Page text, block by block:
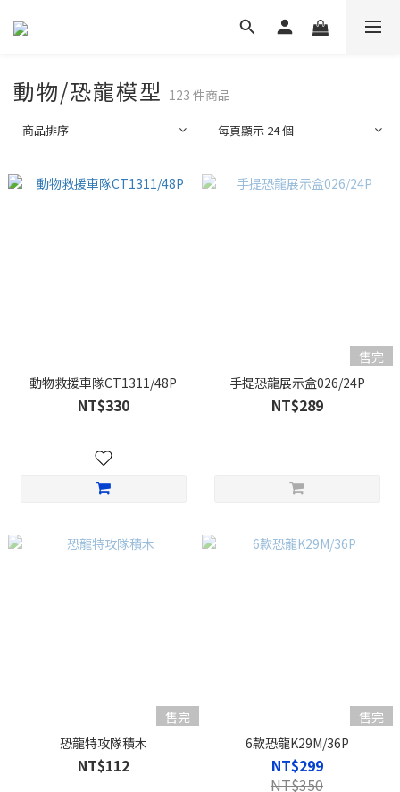
動物/恐龍模型 123 件商品
商品排序 每頁顯示 24 個
動物救援車隊CT1311/48P
NT$330
售完
手提恐龍展示盒026/24P
NT$289
售完
恐龍特攻隊積木
NT$112
售完
6款恐龍K29M/36P
NT$299
NT$350